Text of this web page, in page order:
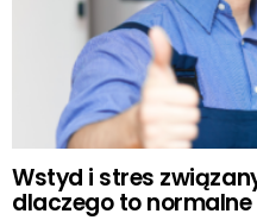
Wstyd i stres
dlaczego to normalne